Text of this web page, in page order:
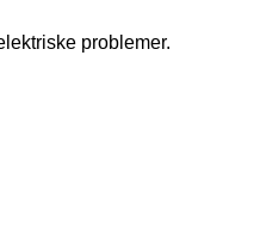
problemer.